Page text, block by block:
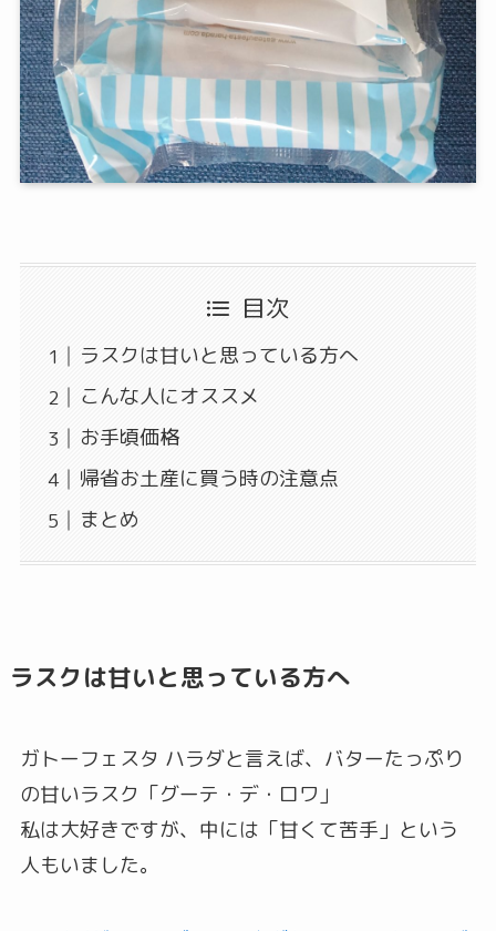
目次
ラスクは甘いと思っている方へ
こんな人にオススメ
お手頃価格
帰省お土産に買う時の注意点
まとめ
ラスクは甘いと思っている方へ
ガトーフェスタ ハラダと言えば、バターたっぷり
の甘いラスク「グーテ・デ・ロワ」
私は大好きですが、中には「甘くて苦手」という
人もいました。